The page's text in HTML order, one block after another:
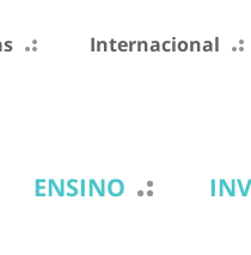
Internacional
ENSINO